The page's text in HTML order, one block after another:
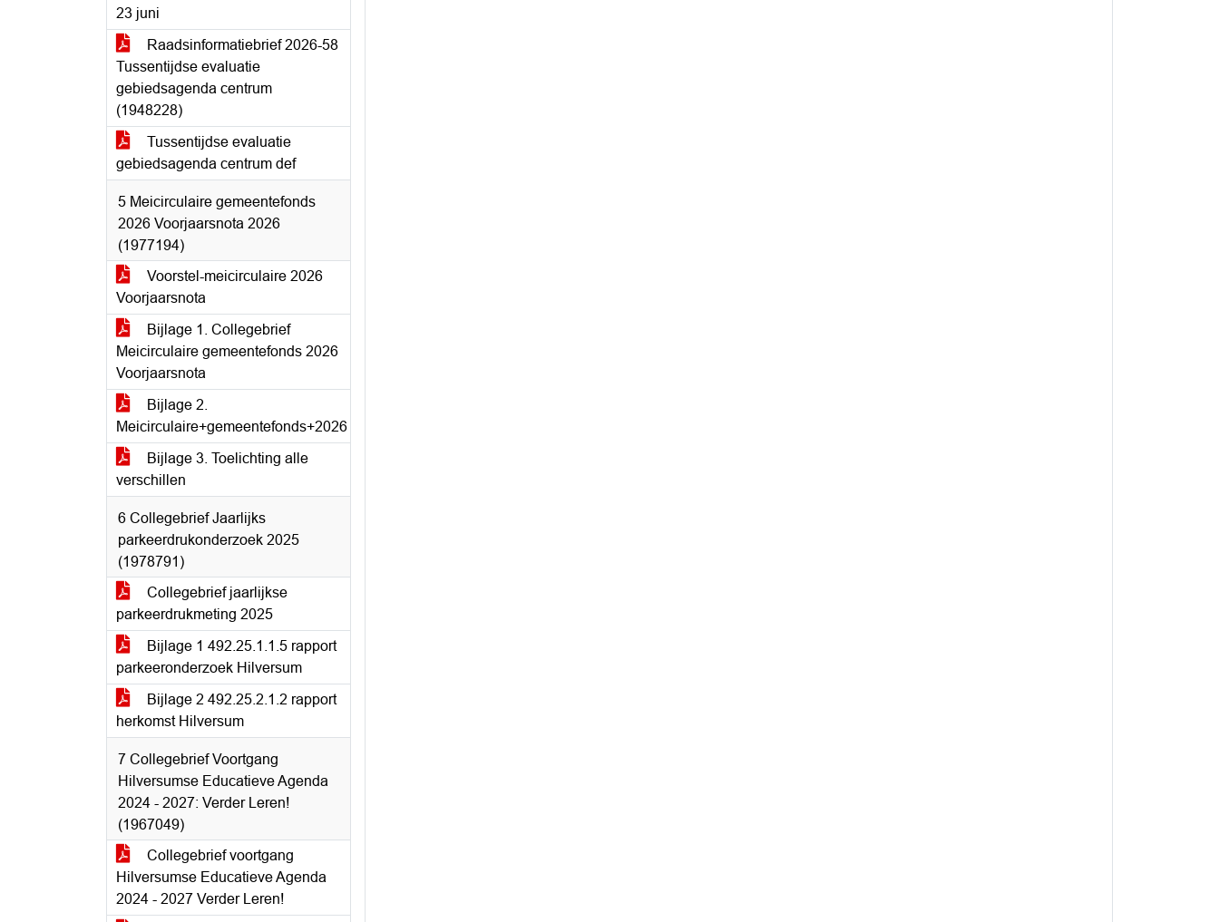
23 juni
Raadsinformatiebrief 2026-58
Tussentijdse evaluatie
gebiedsagenda centrum
(1948228)
Tussentijdse evaluatie
gebiedsagenda centrum def
5 Meicirculaire gemeentefonds
2026 Voorjaarsnota 2026
(1977194)
Voorstel-meicirculaire 2026
Voorjaarsnota
Bijlage 1. Collegebrief
Meicirculaire gemeentefonds 2026
Voorjaarsnota
Bijlage 2.
Meicirculaire+gemeentefonds+2026
Bijlage 3. Toelichting alle
verschillen
6 Collegebrief Jaarlijks
parkeerdrukonderzoek 2025
(1978791)
Collegebrief jaarlijkse
parkeerdrukmeting 2025
Bijlage 1 492.25.1.1.5 rapport
parkeeronderzoek Hilversum
Bijlage 2 492.25.2.1.2 rapport
herkomst Hilversum
7 Collegebrief Voortgang
Hilversumse Educatieve Agenda
2024 - 2027: Verder Leren!
(1967049)
Collegebrief voortgang
Hilversumse Educatieve Agenda
2024 - 2027 Verder Leren!